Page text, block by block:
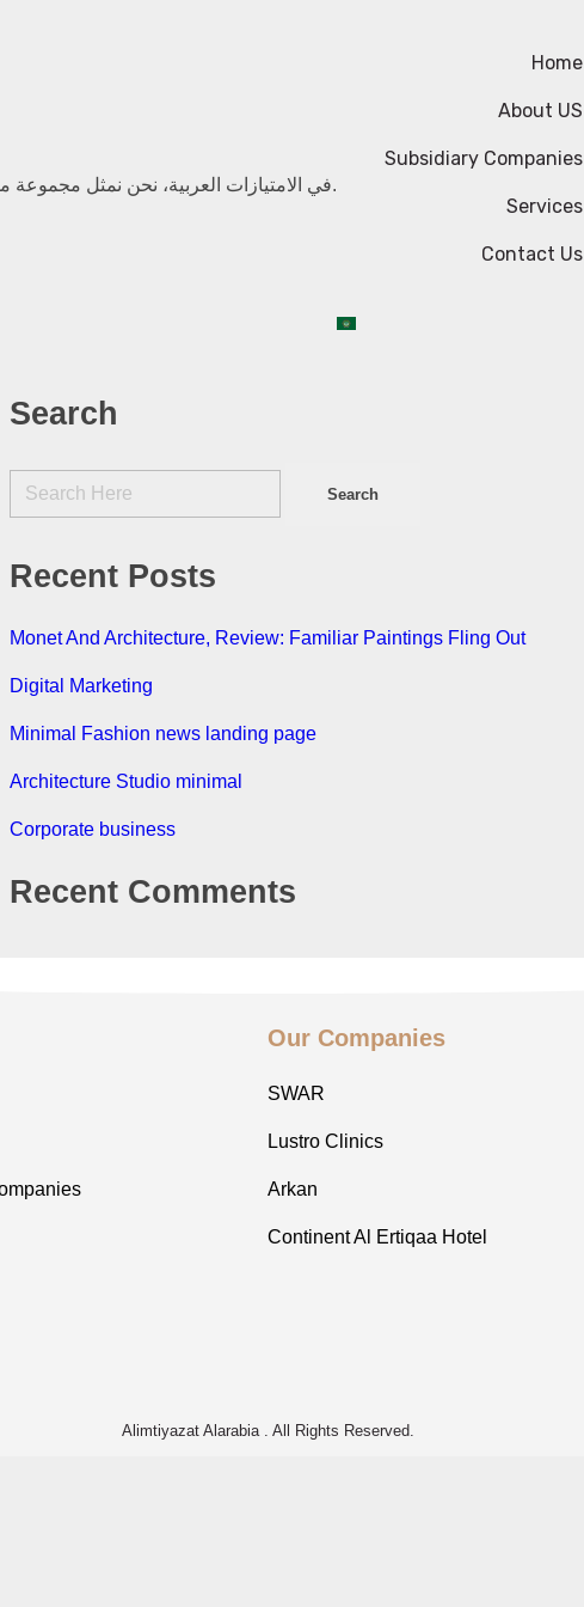
في الامتيازات العربية، نحن نمثل مجموعة من الشركات، تتمتع كل منها بتاريخ غني يمتد لأكثر من نصف قرن.
Home
About US
Subsidiary Companies
Services
Contact Us
Search
Recent Posts
Monet And Architecture, Review: Familiar Paintings Fling Out
Digital Marketing
Minimal Fashion news landing page
Architecture Studio minimal
Corporate business
Recent Comments
Our Companies
SWAR
Lustro Clinics
Arkan
Continent Al Ertiqaa Hotel
Alimtiyazat Alarabia . All Rights Reserved.